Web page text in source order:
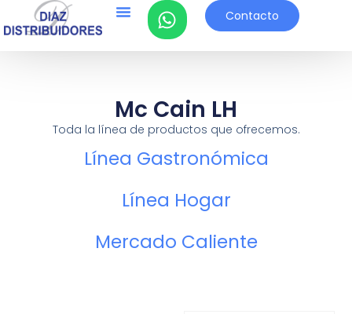
Contacto
Mc Cain LH
Toda la línea de productos que ofrecemos.
Línea Gastronómica
Línea Hogar
Mercado Caliente